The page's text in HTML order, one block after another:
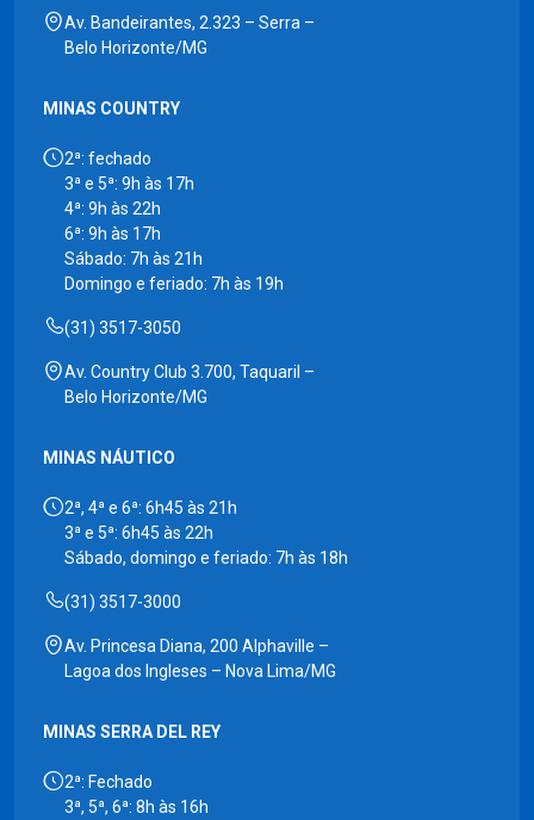
Av. Bandeirantes, 2.323 – Serra –
Belo Horizonte/MG
MINAS COUNTRY
2ª: fechado
3ª e 5ª: 9h às 17h
4ª: 9h às 22h
6ª: 9h às 17h
Sábado: 7h às 21h
Domingo e feriado: 7h às 19h
(31) 3517-3050
Av. Country Club 3.700, Taquaril –
Belo Horizonte/MG
MINAS NÁUTICO
2ª, 4ª e 6ª: 6h45 às 21h
3ª e 5ª: 6h45 às 22h
Sábado, domingo e feriado: 7h às 18h
(31) 3517-3000
Av. Princesa Diana, 200 Alphaville –
Lagoa dos Ingleses – Nova Lima/MG
MINAS SERRA DEL REY
2ª: Fechado
3ª, 5ª, 6ª: 8h às 16h